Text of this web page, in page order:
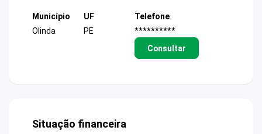
Município
Olinda
UF
PE
Telefone
**********
Consultar
Situação financeira